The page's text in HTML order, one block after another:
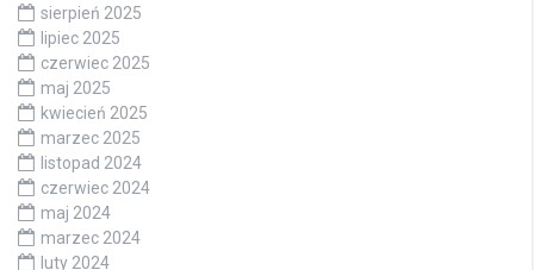
sierpień 2025
lipiec 2025
czerwiec 2025
maj 2025
kwiecień 2025
marzec 2025
listopad 2024
czerwiec 2024
maj 2024
marzec 2024
luty 2024